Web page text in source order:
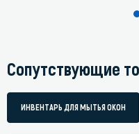
Сопутствующие
ИНВЕНТАРЬ ДЛЯ МЫТЬЯ ОКОН